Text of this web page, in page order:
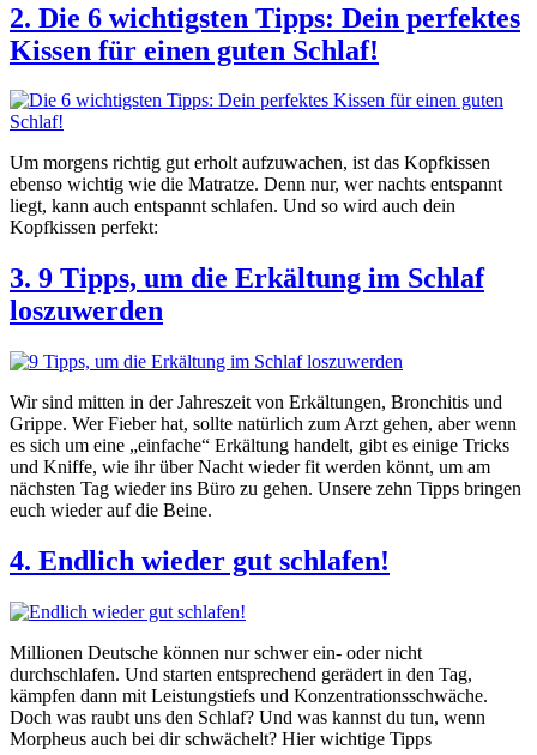
2. Die 6 wichtigsten Tipps: Dein perfektes
Kissen für einen guten Schlaf!
Um morgens richtig gut erholt aufzuwachen, ist das Kopfkissen
ebenso wichtig wie die Matratze. Denn nur, wer nachts entspannt
liegt, kann auch entspannt schlafen. Und so wird auch dein
Kopfkissen perfekt:
3. 9 Tipps, um die Erkältung im Schlaf
loszuwerden
Wir sind mitten in der Jahreszeit von Erkältungen, Bronchitis und
Grippe. Wer Fieber hat, sollte natürlich zum Arzt gehen, aber wenn
es sich um eine „einfache“ Erkältung handelt, gibt es einige Tricks
und Kniffe, wie ihr über Nacht wieder fit werden könnt, um am
nächsten Tag wieder ins Büro zu gehen. Unsere zehn Tipps bringen
euch wieder auf die Beine.
4. Endlich wieder gut schlafen!
Millionen Deutsche können nur schwer ein- oder nicht
durchschlafen. Und starten entsprechend gerädert in den Tag,
kämpfen dann mit Leistungstiefs und Konzentrationsschwäche.
Doch was raubt uns den Schlaf? Und was kannst du tun, wenn
Morpheus auch bei dir schwächelt? Hier wichtige Tipps